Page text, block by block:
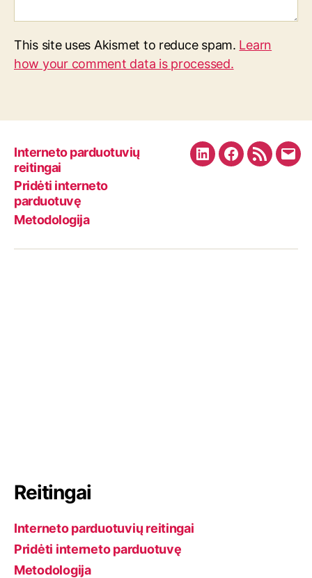
This site uses Akismet to reduce spam. Learn
how your comment data is processed.
Interneto parduotuvių
reitingai
Pridėti interneto
parduotuvę
Metodologija
L
F
R
E
Reitingai
Interneto parduotuvių reitingai
Pridėti interneto parduotuvę
Metodologija